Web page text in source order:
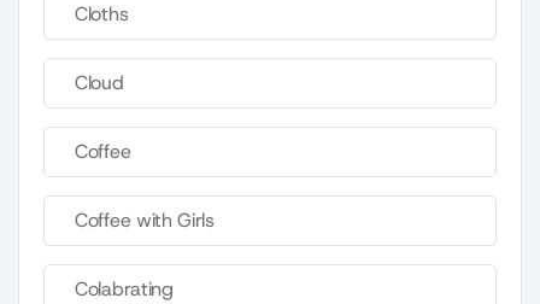
Cloths
Cloud
Coffee
Coffee with Girls
Colabrating